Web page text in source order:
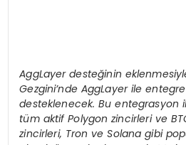
AggLayer desteğinin
Gezgini’nde AggLayer ile
desteklenecek. Bu entegrasyon
tüm aktif Polygon zincirleri ve
zincirleri, Tron ve Solana gibi